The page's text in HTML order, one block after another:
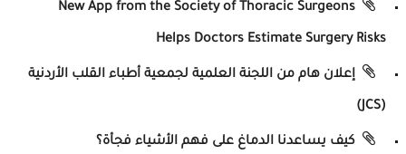
New App from the Society of Thoracic Surgeons
Helps Doctors Estimate Surgery Risks
إعلان هام من اللجنة العلمية لجمعية أطباء القلب الأردنية
(JCS)
كيف يساعدنا الدماغ على فهم الأشياء فجأة؟